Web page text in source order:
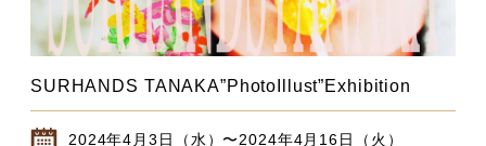
SURHANDS TANAKA”PhotoIllust”Exhibition
2024年4月3日（水）〜2024年4月16日（火）